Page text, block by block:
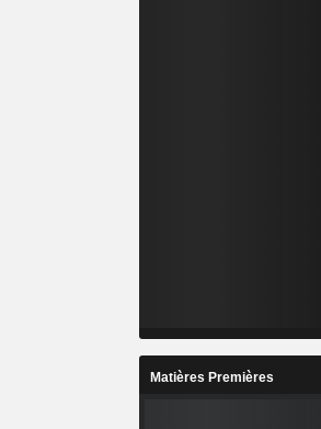
Matières Premières